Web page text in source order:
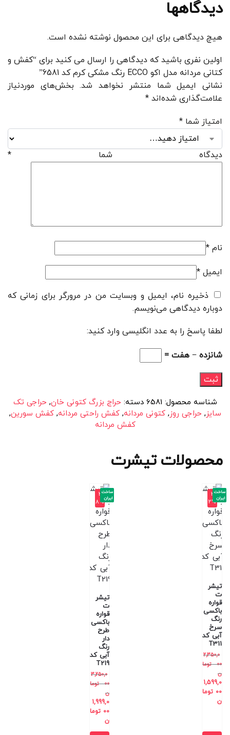
دیدگاهها
هیچ دیدگاهی برای این محصول نوشته نشده است.
اولین نفری باشید که دیدگاهی را ارسال می کنید برای “کفش و
کتانی مردانه مدل اکو ECCO رنگ مشکی کرم کد 6581”
نشانی ایمیل شما منتشر نخواهد شد. بخش‌های موردنیاز
علامت‌گذاری شده‌اند *
امتیاز شما *
دیدگاه شما *
نام *
ایمیل *
ذخیره نام، ایمیل و وبسایت من در مرورگر برای زمانی که
دوباره دیدگاهی می‌نویسم.
لطفا پاسخ را به عدد انگلیسی وارد کنید:
شانزده − هفت =
شناسه محصول:6581 دسته: حراج بزرگ کتونی خان, حراجی تک
سایز, حراجی روز,کتونی مردانه,کفش راحتی مردانه,کفش سورین,
کفش مردانه
محصولات تیشرت
-3
2%
تیشر
ت
قواره
باکسی
رنگ
سرخ
آبی کد
T311
2,350,0
00
توما
ن
1,599,0
00 توما
ن
ساخت
ایران
-3
8%
تیشر
ت
قواره
باکسی
طرح
دار
رنگ
آبی کد
T219
3,250,0
00
توما
ن
1,999,0
00 توما
ن
ساخت
ایران